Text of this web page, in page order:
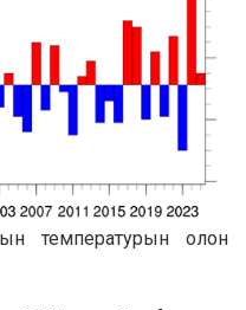
температурын олон